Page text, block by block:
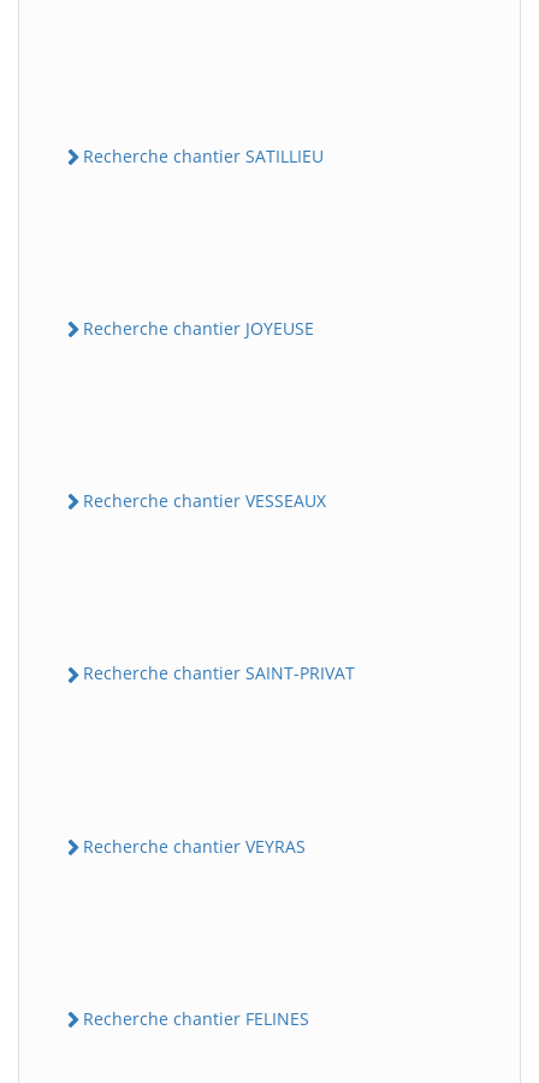
Recherche chantier SATILLIEU
Recherche chantier JOYEUSE
Recherche chantier VESSEAUX
Recherche chantier SAINT-PRIVAT
Recherche chantier VEYRAS
Recherche chantier FELINES